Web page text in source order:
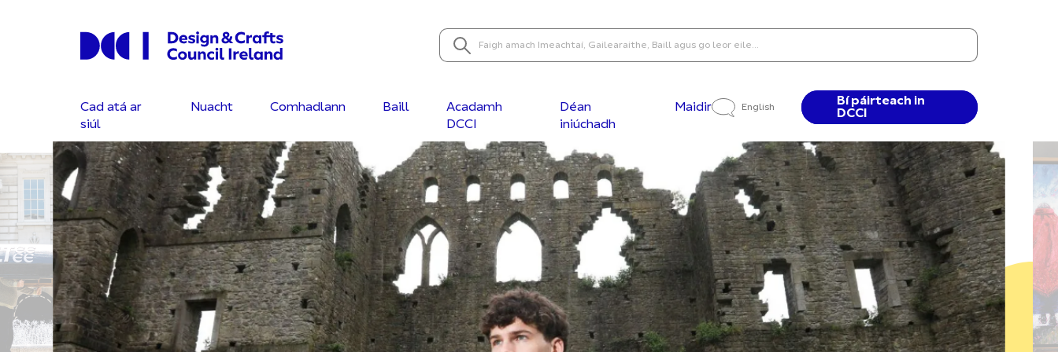
Cad atá ar
siúl
Nuacht Comhadlann Baill
Acadamh
DCCI
Déan
iniúchadh
Maidir English
Bí páirteach in
DCCI